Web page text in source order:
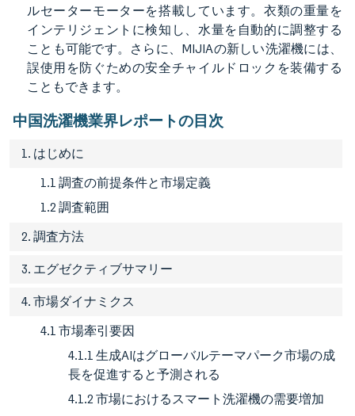
ルセーターモーターを搭載しています。衣類の重量を
インテリジェントに検知し、水量を自動的に調整する
ことも可能です。さらに、MIJIAの新しい洗濯機には、
誤使用を防ぐための安全チャイルドロックを装備する
こともできます。
中国洗濯機業界レポートの目次
1. はじめに
1.1 調査の前提条件と市場定義
1.2 調査範囲
2. 調査方法
3. エグゼクティブサマリー
4. 市場ダイナミクス
4.1 市場牽引要因
4.1.1 生成AIはグローバルテーマパーク市場の成
長を促進すると予測される
4.1.2 市場におけるスマート洗濯機の需要増加